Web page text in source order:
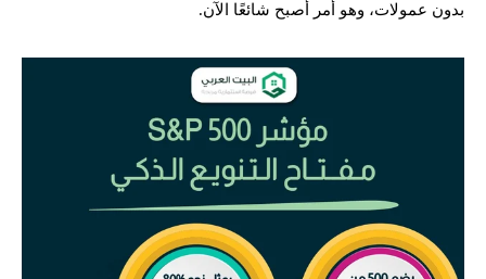
بدون عمولات، وهو أمر أصبح شائعًا الآن.